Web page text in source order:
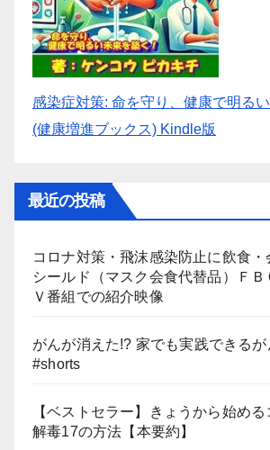
感染症対策: 命を守り、健康で明るい
(健康増進ブックス) Kindle版
最近の投稿
コロナ対策・飛沫感染防止に飲食・
シールド（マスク会食代替品）ＦＢ
Ｖ番組での紹介映像
がんが消えた!? 家でも実践できる
#shorts
【ベストセラー】きょうから始め
解毒17の方法【本要約】